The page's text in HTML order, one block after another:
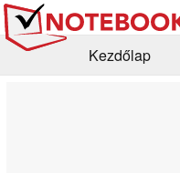
Kezdőlap